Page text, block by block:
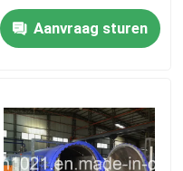
Aanvraag sturen